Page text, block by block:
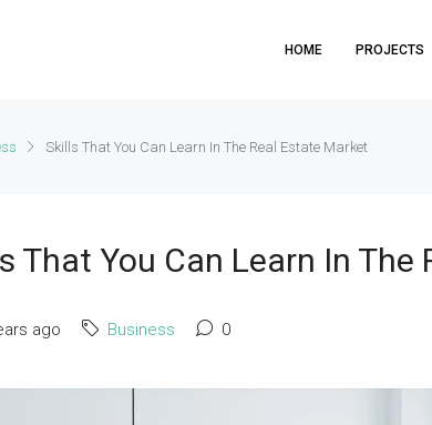
HOME PROJECTS
Skills That You Can Learn In The Real Estate Market
That You Can Learn In The
ago Business 0